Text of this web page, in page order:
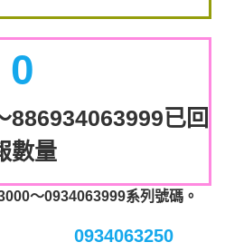
0
886934063999已回
數量
～0934063999系列號碼。
0934063250